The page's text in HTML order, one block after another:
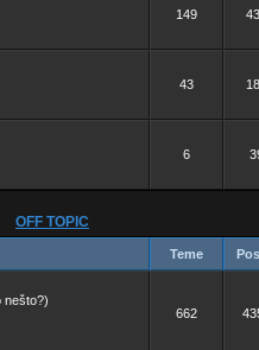
149
43
6
OFF TOPIC
Teme
nešto?)
662